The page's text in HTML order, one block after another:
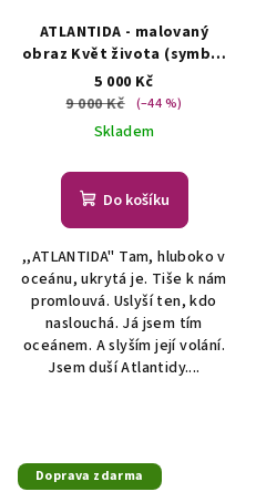
ATLANTIDA - malovaný
obraz Květ života (symbol
posvátné geometrie)
života - symbol posvátné
geometrie
5 000 Kč
9 000 Kč
(–44 %)
Skladem
Do košíku
,,ATLANTIDA" Tam, hluboko v
oceánu, ukrytá je. Tiše k nám
promlouvá. Uslyší ten, kdo
naslouchá. Já jsem tím
oceánem. A slyším její volání.
Jsem duší Atlantidy....
Doprava zdarma